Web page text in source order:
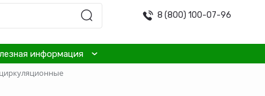
8 (800) 100-07-96
информация